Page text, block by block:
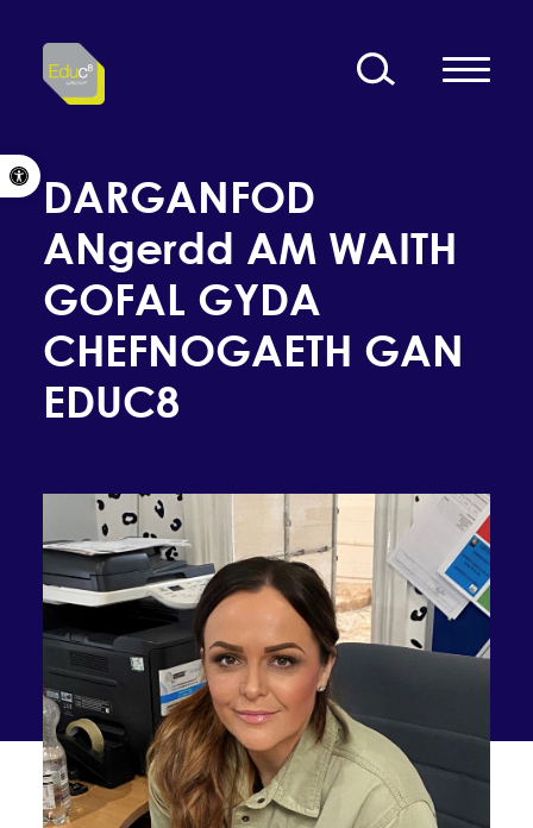
Open toolbar
DARGANFOD
ANgerdd AM WAITH
GOFAL GYDA
CHEFNOGAETH GAN
EDUC8